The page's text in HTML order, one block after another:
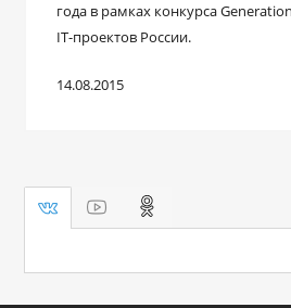
года в рамках конкурса
IT-проектов России.
14.08.2015